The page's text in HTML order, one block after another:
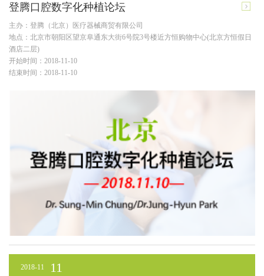
登腾口腔数字化种植论坛
主办：登腾（北京）医疗器械商贸有限公司
地点：北京市朝阳区望京阜通东大街6号院3号楼近方恒购物中心(北京方恒假日
酒店二层)
开始时间：2018-11-10
结束时间：2018-11-10
2018-11 11